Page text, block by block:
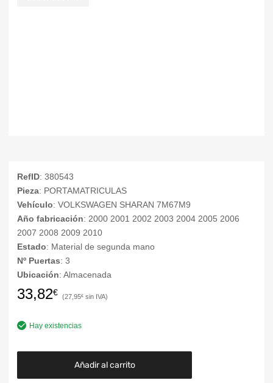
RefID: 380543
Pieza: PORTAMATRICULAS
Vehículo: VOLKSWAGEN SHARAN 7M67M9
Año fabricación: 2000 2001 2002 2003 2004 2005 2006
2007 2008 2009 2010
Estado: Material de segunda mano
Nº Puertas: 3
Ubicación: Almacenada
33,82€ 27,95€
Hay existencias
Añadir al carrito